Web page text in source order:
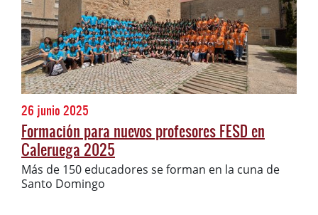
26 junio 2025
Formación para nuevos profesores FESD en
Caleruega 2025
Más de 150 educadores se forman en la cuna de
Santo Domingo